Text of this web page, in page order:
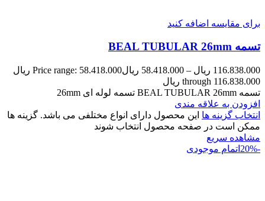
برای مقایسه اضافه کنید
تسمه BEAL TUBULAR 26mm
116.838.000 ریال –
58.418.000 ریال
Price range: 58.418.000 ریال
through 116.838.000 ریال
تسمه BEAL TUBULAR 26mm تسمه لوله ای 26mm
افزودن به علاقه مندی
انتخاب گزینه ها این محصول دارای انواع مختلفی می باشد. گزینه ها
ممکن است در صفحه محصول انتخاب شوند
مشاهده سریع
-20%
اتمام موجودی